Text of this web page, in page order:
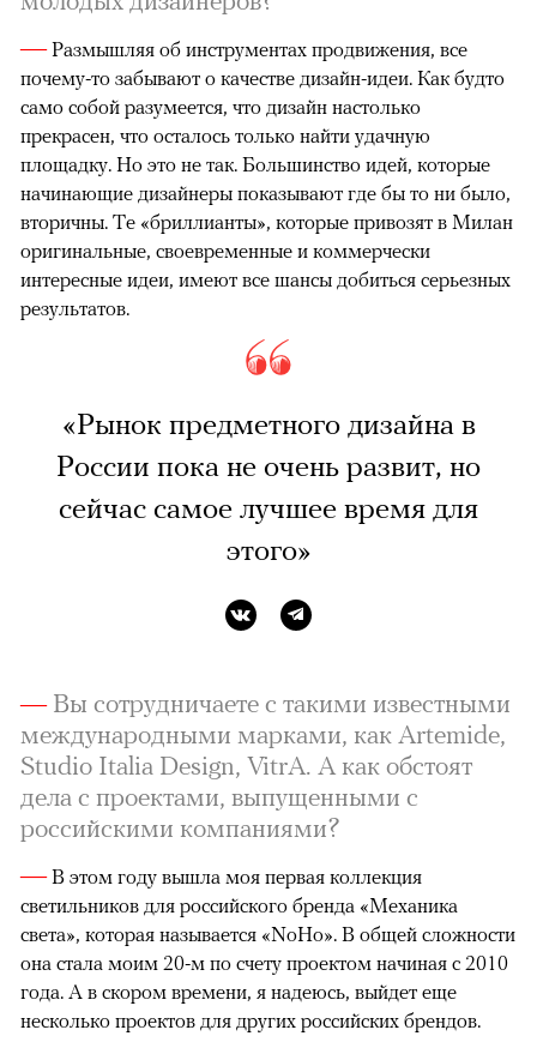
—Размышляя об инструментах продвижения, все
почему-то забывают о качестве дизайн-идеи. Как будто
само собой разумеется, что дизайн настолько
прекрасен, что осталось только найти удачную
площадку. Но это не так. Большинство идей, которые
начинающие дизайнеры показывают где бы то ни было,
вторичны. Те «бриллианты», которые привозят в Милан
оригинальные, своевременные и коммерчески
интересные идеи, имеют все шансы добиться серьезных
результатов.
«Рынок предметного дизайна в
России пока не очень развит, но
сейчас самое лучшее время для
этого»
—Вы сотрудничаете с такими известными
международными марками, как Artemide,
Studio Italia Design, VitrA. А как обстоят
дела с проектами, выпущенными с
российскими компаниями?
—В этом году вышла моя первая коллекция
светильников для российского бренда «Механика
света», которая называется «NoHo». В общей сложности
она стала моим 20-м по счету проектом начиная с 2010
года. А в скором времени, я надеюсь, выйдет еще
несколько проектов для других российских брендов.